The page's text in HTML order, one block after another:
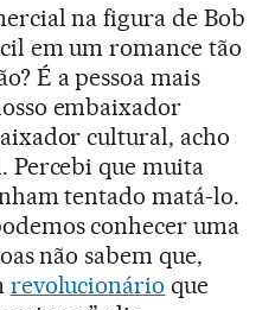
na figura de Bob
em um romance tão
É a pessoa mais
embaixador
cultural, acho
Percebi que muita
tentado matá-lo.
conhecer uma
não sabem que,
revolucionário que